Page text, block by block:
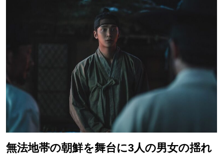
無法地帯の朝鮮を舞台に3人の男女の揺れ